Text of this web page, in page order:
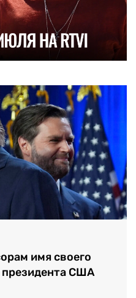
имя своего
президента США